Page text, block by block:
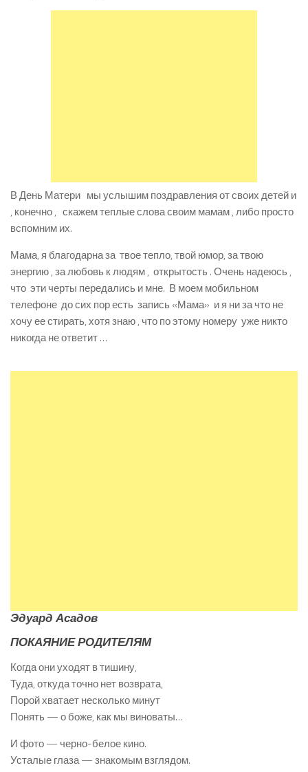
В День Матери мы услышим поздравления от своих детей и
, конечно , скажем теплые слова своим мамам , либо просто
вспомним их.
Мама, я благодарна за твое тепло, твой юмор, за твою
энергию , за любовь к людям , открытость . Очень надеюсь ,
что эти черты передались и мне. В моем мобильном
телефоне до сих пор есть запись «Мама» и я ни за что не
хочу ее стирать, хотя знаю , что по этому номеру уже никто
никогда не ответит …
Эдуард Асадов
ПОКАЯНИЕ РОДИТЕЛЯМ
Когда они уходят в тишину,
Туда, откуда точно нет возврата,
Порой хватает несколько минут
Понять — о боже, как мы виноваты…
И фото — черно-белое кино.
Усталые глаза — знакомым взглядом.